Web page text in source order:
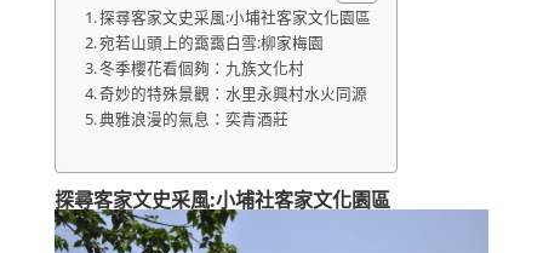
探尋客家文史采風:小埔社客家文化園區
宛若山頭上的靄靄白雪:柳家梅園
冬季櫻花看個夠：九族文化村
奇妙的特殊景觀：水里永興村水火同源
典雅浪漫的氣息：奕青酒莊
探尋客家文史采風:小埔社客家文化園區